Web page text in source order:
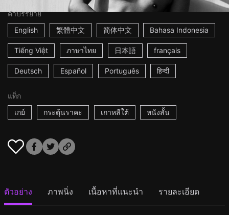
คำบรรยาย
English
繁體中文 简体中文 Bahasa Indonesia
Tiếng Việt ภาษาไทย 日本語 français
Deutsch Español Português हिन्दी
แท็ก
เกย์
กระตุ้นราคะ เกาหลีใต้ หนังสั้น
ตัวอย่าง ภาพนิ่ง เนื้อหาที่แนะนำ รายละเอียด